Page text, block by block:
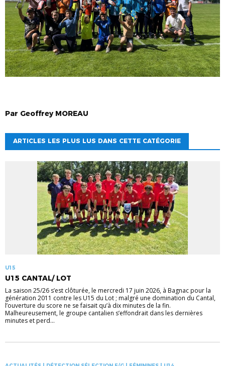
Par Geoffrey MOREAU
ARTICLES LES PLUS LUS DANS CETTE CATÉGORIE
U15
U15 CANTAL/ LOT
La saison 25/26 s’est clôturée, le mercredi 17 juin 2026, à Bagnac pour la
génération 2011 contre les U15 du Lot ; malgré une domination du Cantal,
l’ouverture du score ne se faisait qu’à dix minutes de la fin.
Malheureusement, le groupe cantalien s’effondrait dans les dernières
minutes et perd...